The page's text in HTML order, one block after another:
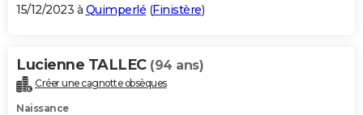
15/12/2023 à Quimperlé (Finistère)
Lucienne TALLEC (94 ans)
Créer une cagnotte obsèques
Naissance